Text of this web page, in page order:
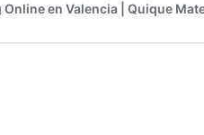
proyecto
marketing
en Valencia | Quique